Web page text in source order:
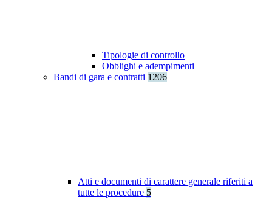
Tipologie di controllo
Obblighi e adempimenti
Bandi di gara e contratti 1206
Atti e documenti di carattere generale riferiti a
tutte le procedure 5